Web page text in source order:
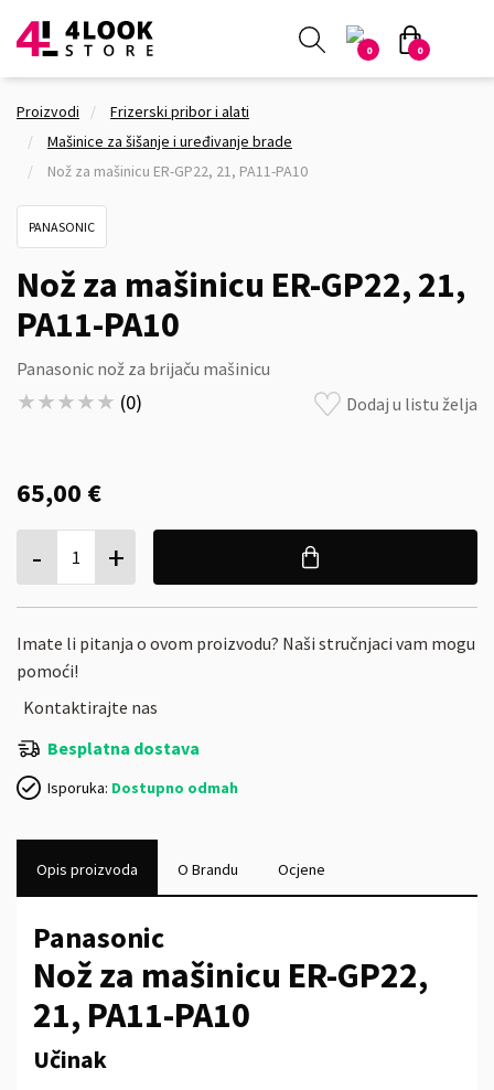
0 0
Proizvodi
Frizerski pribor i alati
Mašinice za šišanje i uređivanje brade
Nož za mašinicu ER-GP22, 21, PA11-PA10
PANASONIC
Nož za mašinicu ER-GP22, 21,
PA11-PA10
Panasonic nož za brijaču mašinicu
★★★★★
★★★★★ (0) Dodaj u listu želja
65,00 €
- 1 +
Imate li pitanja o ovom proizvodu? Naši stručnjaci vam mogu
pomoći!
Kontaktirajte nas
Besplatna dostava
Isporuka: Dostupno odmah
Opis proizvoda O Brandu Ocjene
Panasonic
Nož za mašinicu ER-GP22,
21, PA11-PA10
Učinak